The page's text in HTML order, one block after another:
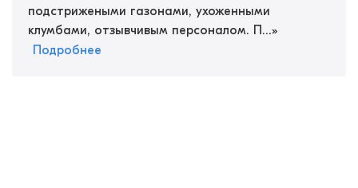
подстрижеными газонами, ухоженными
клумбами, отзывчивым персоналом. П...»
Подробнее